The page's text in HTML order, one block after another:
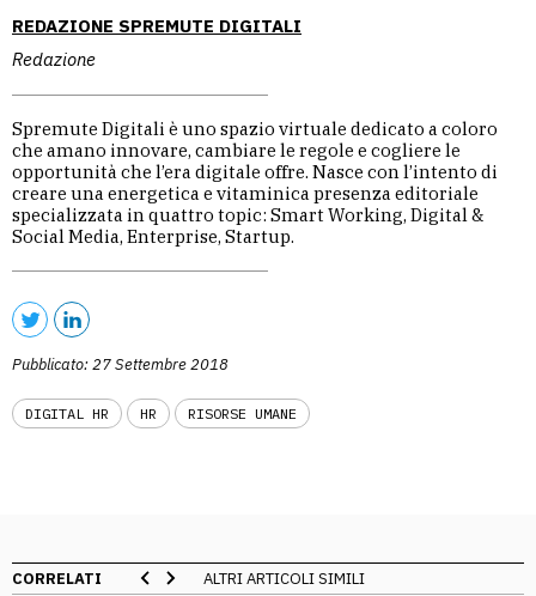
REDAZIONE SPREMUTE DIGITALI
Redazione
Spremute Digitali è uno spazio virtuale dedicato a coloro
che amano innovare, cambiare le regole e cogliere le
opportunità che l’era digitale offre. Nasce con l’intento di
creare una energetica e vitaminica presenza editoriale
specializzata in quattro topic: Smart Working, Digital &
Social Media, Enterprise, Startup.
Pubblicato: 27 Settembre 2018
DIGITAL HR HR RISORSE UMANE
CORRELATI ALTRI ARTICOLI SIMILI